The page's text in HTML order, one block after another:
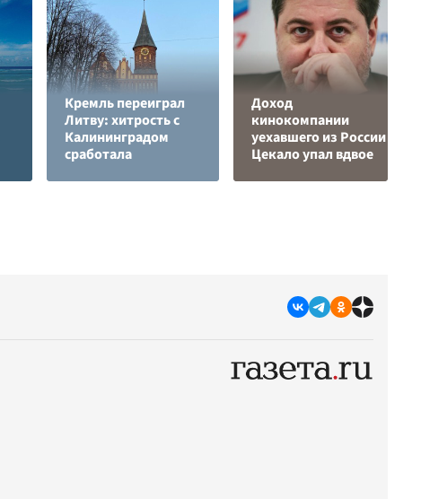
Кремль переиграл
Литву: хитрость с
Калининградом
сработала
Доход
кинокомпании
уехавшего из России
Цекало упал вдвое